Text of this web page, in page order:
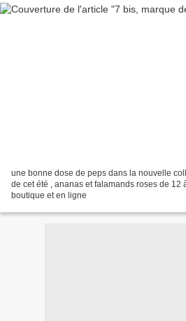
une bonne dose de peps dans la nouvelle
de cet été , ananas et falamands roses de 12
boutique et en ligne